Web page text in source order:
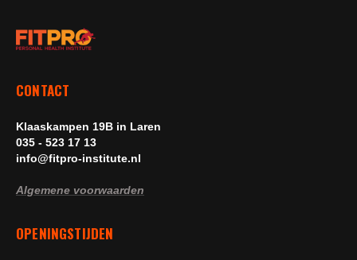
CONTACT
Klaaskampen 19B in Laren
035 - 523 17 13
info@fitpro-institute.nl
Algemene voorwaarden
OPENINGSTIJDEN